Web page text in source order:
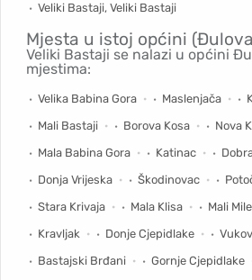
Veliki Bastaji, Veliki Bastaji
Mjesta u istoj općini
Veliki Bastaji se nalazi u općini
mjestima:
Velika Babina Gora Maslenjača
Mali Bastaji
Borova Kosa Nova
Mala Babina Gora
Katinac
Donja Vrijeska
Škodinovac
Stara Krivaja
Mala Klisa Mali
Kravljak
Donje Cjepidlake
Bastajski Brđani
Gornje Cjepidlake